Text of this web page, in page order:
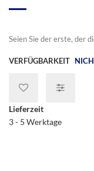
Seien Sie der erste, der
VERFÜGBARKEIT
Lieferzeit
3 - 5 Werktage